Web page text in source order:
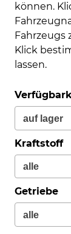
können.
Fahrzeugs
Klick
lassen.
Kraftstoff
Getriebe